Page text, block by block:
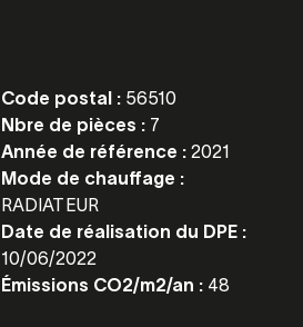
Code postal : 56510
Nbre de pièces : 7
Année de référence :2021
Mode de chauffage :
RADIATEUR
Date de réalisation du DPE :
10/06/2022
Émissions CO2/m2/an : 48